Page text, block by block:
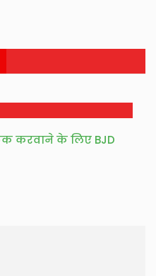
करवाने के लिए BJD